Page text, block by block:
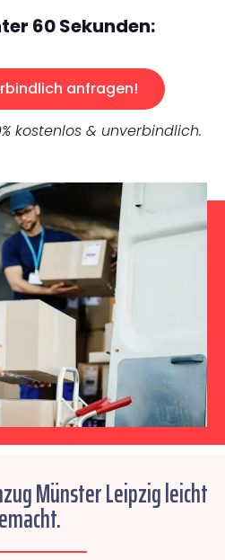
60 Sekunden:
anfragen!
kostenlos & unverbindlich.
Münster Leipzig leicht